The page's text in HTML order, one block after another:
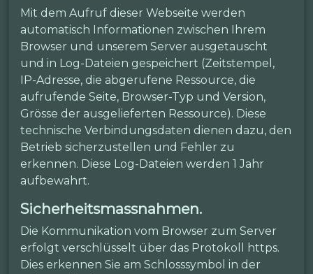
Mit dem Aufruf dieser Webseite werden
automatisch Informationen zwischen Ihrem
Browser und unserem Server ausgetauscht
und in Log-Dateien gespeichert (Zeitstempel,
IP-Adresse, die abgerufene Ressource, die
aufrufende Seite, Browser-Typ und Version,
Grösse der ausgelieferten Ressource). Diese
technische Verbindungsdaten dienen dazu, den
Betrieb sicherzustellen und Fehler zu
erkennen. Diese Log-Dateien werden 1 Jahr
aufbewahrt.
Sicherheitsmassnahmen.
Die Kommunikation vom Browser zum Server
erfolgt verschlüsselt über das Protokoll https.
Dies erkennen Sie am Schlosssymbol in der